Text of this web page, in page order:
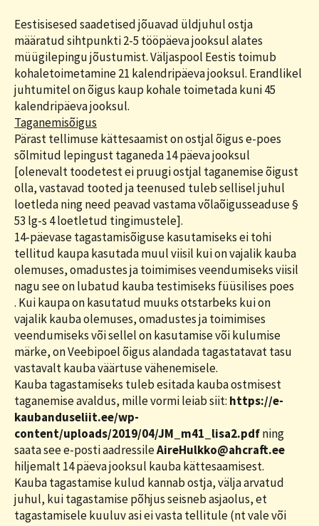
Eestisisesed saadetised jõuavad üldjuhul ostja
määratud sihtpunkti 2-5 tööpäeva jooksul alates
müügilepingu jõustumist. Väljaspool Eestis toimub
kohaletoimetamine 21 kalendripäeva jooksul. Erandlikel
juhtumitel on õigus kaup kohale toimetada kuni 45
kalendripäeva jooksul.
Taganemisõigus
Pärast tellimuse kättesaamist on ostjal õigus e-poes
sõlmitud lepingust taganeda 14 päeva jooksul
[olenevalt toodetest ei pruugi ostjal taganemise õigust
olla, vastavad tooted ja teenused tuleb sellisel juhul
loetleda ning need peavad vastama võlaõigusseaduse §
53 lg-s 4 loetletud tingimustele].
14-päevase tagastamisõiguse kasutamiseks ei tohi
tellitud kaupa kasutada muul viisil kui on vajalik kauba
olemuses, omadustes ja toimimises veendumiseks viisil
nagu see on lubatud kauba testimiseks füüsilises poes
. Kui kaupa on kasutatud muuks otstarbeks kui on
vajalik kauba olemuses, omadustes ja toimimises
veendumiseks või sellel on kasutamise või kulumise
märke, on Veebipoel õigus alandada tagastatavat tasu
vastavalt kauba väärtuse vähenemisele.
Kauba tagastamiseks tuleb esitada kauba ostmisest
taganemise avaldus, mille vormi leiab siit: https://e-
kaubanduseliit.ee/wp-
content/uploads/2019/04/JM_m41_lisa2.pdfning
saata see e-posti aadressileAireHulkko@ahcraft.ee
hiljemalt 14 päeva jooksul kauba kättesaamisest.
Kauba tagastamise kulud kannab ostja, välja arvatud
juhul, kui tagastamise põhjus seisneb asjaolus, et
tagastamisele kuuluv asi ei vasta tellitule (nt vale või